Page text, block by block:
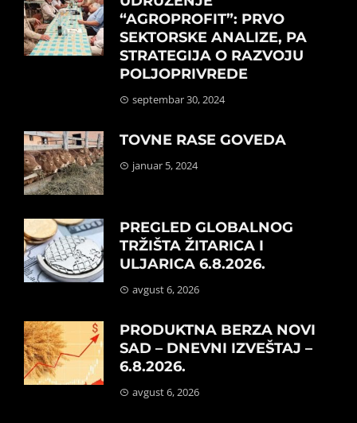
“AGROPROFIT”: PRVO
SEKTORSKE ANALIZE, PA
STRATEGIJA O RAZVOJU
POLJOPRIVREDE
septembar 30, 2024
TOVNE RASE GOVEDA
januar 5, 2024
PREGLED GLOBALNOG
TRŽIŠTA ŽITARICA I
ULJARICA 6.8.2026.
avgust 6, 2026
PRODUKTNA BERZA NOVI
SAD – DNEVNI IZVEŠTAJ –
6.8.2026.
avgust 6, 2026